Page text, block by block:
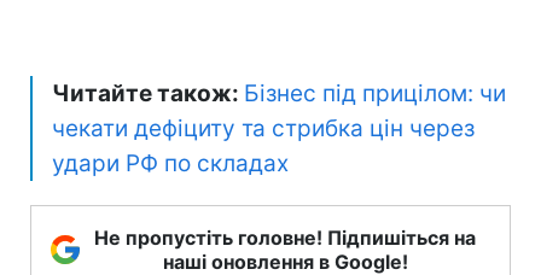
Читайте також: Бізнес під прицілом: чи
чекати дефіциту та стрибка цін через
удари РФ по складах
Не пропустіть головне! Підпишіться на
наші оновлення в Google!